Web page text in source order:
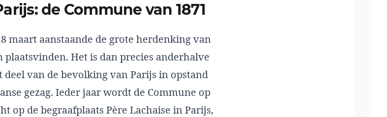
de Commune van 1871
maart aanstaande de grote herdenking van
plaatsvinden. Het is dan precies anderhalve
deel van de bevolking van Parijs in opstand
gezag. Ieder jaar wordt de Commune op
op de begraafplaats Père Lachaise in Parijs,